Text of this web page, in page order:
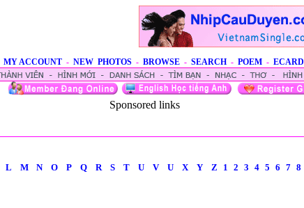
MY ACCOUNT - NEW PHOTOS - BROWSE - SEARCH - POEM - ECARD
Sponsored links
L M N O P Q R S T U V U X Y Z 1 2 3 4 5 6 7 8